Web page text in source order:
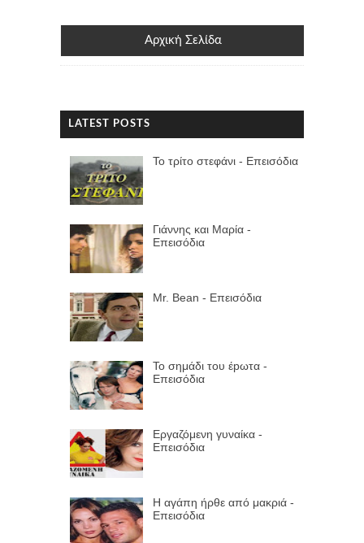
Αρχική Σελίδα
LATEST POSTS
Το τρίτο στεφάνι - Επεισόδια
Γιάννης και Μαρία -
Επεισόδια
Mr. Bean - Επεισόδια
Το σημάδι του έpωτα -
Επεισόδια
Εργαζόμενη γυναίκα -
Επεισόδια
Η αγάπη ήρθε από μακριά -
Επεισόδια